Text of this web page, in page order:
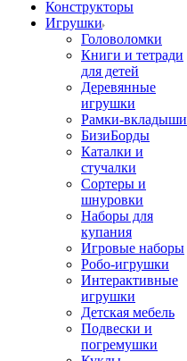
Конструкторы
Игрушки
Головоломки
Книги и тетради
для детей
Деревянные
игрушки
Рамки-вкладыши
БизиБорды
Каталки и
стучалки
Сортеры и
шнуровки
Наборы для
купания
Игровые наборы
Робо-игрушки
Интерактивные
игрушки
Детская мебель
Подвески и
погремушки